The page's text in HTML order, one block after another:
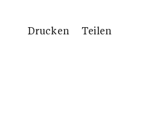
Drucken Teilen